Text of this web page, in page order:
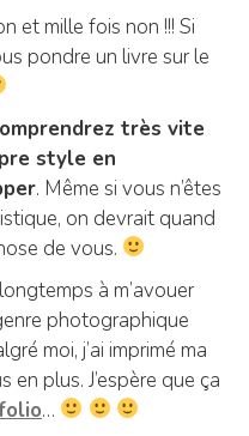
et mille fois non !!! Si
pondre un livre sur le
très vite
style en
. Même si vous n’êtes
on devrait quand
de vous.
à m’avouer
photographique
moi, j’ai imprimé ma
plus. J’espère que ça
…